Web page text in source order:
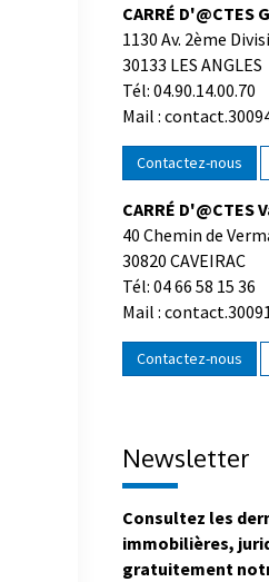
CARRÉ D'@CTES
1130 Av. 2ème
30133 LES ANGLES
Tél: 04.90.14.00.70
Mail :
Contactez-nous
CARRÉ D'@CTES
40 Chemin de
30820 CAVEIRAC
Tél: 04 66 58 15 36
Mail :
Contactez-nous
Newsletter
Consultez les
immobilières,
gratuitement